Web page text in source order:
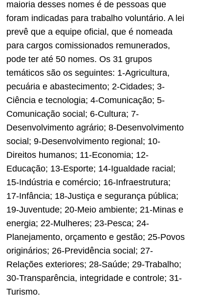
maioria desses nomes é de pessoas que
foram indicadas para trabalho voluntário. A lei
prevê que a equipe oficial, que é nomeada
para cargos comissionados remunerados,
pode ter até 50 nomes. Os 31 grupos
temáticos são os seguintes: 1-Agricultura,
pecuária e abastecimento; 2-Cidades; 3-
Ciência e tecnologia; 4-Comunicação; 5-
Comunicação social; 6-Cultura; 7-
Desenvolvimento agrário; 8-Desenvolvimento
social; 9-Desenvolvimento regional; 10-
Direitos humanos; 11-Economia; 12-
Educação; 13-Esporte; 14-Igualdade racial;
15-Indústria e comércio; 16-Infraestrutura;
17-Infância; 18-Justiça e segurança pública;
19-Juventude; 20-Meio ambiente; 21-Minas e
energia; 22-Mulheres; 23-Pesca; 24-
Planejamento, orçamento e gestão; 25-Povos
originários; 26-Previdência social; 27-
Relações exteriores; 28-Saúde; 29-Trabalho;
30-Transparência, integridade e controle; 31-
Turismo.